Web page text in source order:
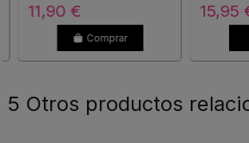
11,90 €
Comprar
15,95 €
5 Otros productos